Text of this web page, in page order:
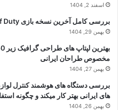
اسفند 2, 1404
بررسی کامل آخرین نسخه بازی Call of Duty و تغییرات نسخه جدید
بهمن 29, 1404
مخصوص طراحان ایرانی
بهمن 27, 1404
بررسی دستگاه های هوشمند کنترل
های ایرانی بهتر کار میکند و چگونه
بهمن 26, 1404